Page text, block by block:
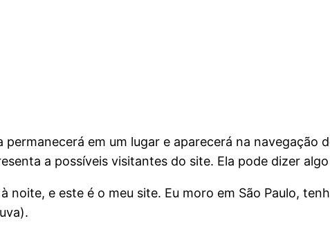
em um lugar e aparecerá na navegação
a possíveis visitantes do site. Ela pode dizer
e este é o meu site. Eu moro em São Paulo,